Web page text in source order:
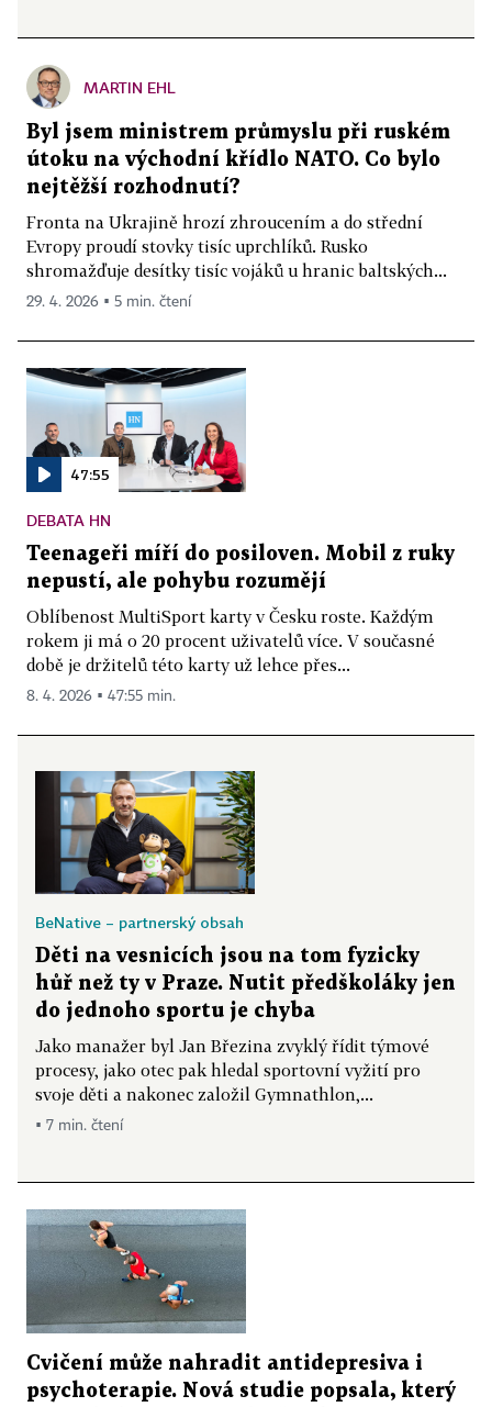
MARTIN EHL
Byl jsem ministrem průmyslu při ruském
útoku na východní křídlo NATO. Co bylo
nejtěžší rozhodnutí?
Fronta na Ukrajině hrozí zhroucením a do střední
Evropy proudí stovky tisíc uprchlíků. Rusko
shromažďuje desítky tisíc vojáků u hranic baltských...
29. 4. 2026 ▪ 5 min. čtení
47:55
DEBATA HN
Teenageři míří do posiloven. Mobil z ruky
nepustí, ale pohybu rozumějí
Oblíbenost MultiSport karty v Česku roste. Každým
rokem ji má o 20 procent uživatelů více. V současné
době je držitelů této karty už lehce přes...
8. 4. 2026 ▪ 47:55 min.
BeNative – partnerský obsah
Děti na vesnicích jsou na tom fyzicky
hůř než ty v Praze. Nutit předškoláky jen
do jednoho sportu je chyba
Jako manažer byl Jan Březina zvyklý řídit týmové
procesy, jako otec pak hledal sportovní vyžití pro
svoje děti a nakonec založil Gymnathlon,...
▪ 7 min. čtení
Cvičení může nahradit antidepresiva i
psychoterapie. Nová studie popsala, který